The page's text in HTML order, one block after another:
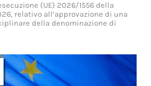
(UE) 2026/1556 della
relativo all’approvazione di una
della denominazione di